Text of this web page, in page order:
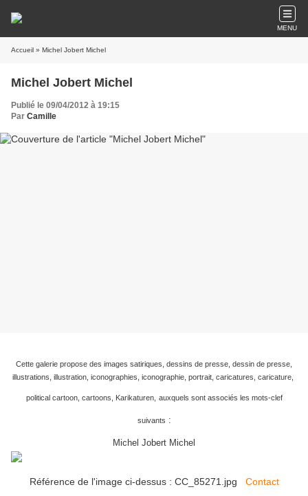
MENU
Accueil » Michel Jobert Michel
Michel Jobert Michel
Publié le 09/04/2012 à 19:15
Par Camille
Cette galerie propose des images satiriques, dessins de presse, dessin de presse,
illustrations, illustration, iconographies, iconographie, portrait, caricatures, caricature,
political cartoon, cartoons, Karikaturen, auxquels sont associés les mots-clef
suivants :
Michel Jobert Michel
Référence de l'image ci-dessus : CC_85271.jpg Contact